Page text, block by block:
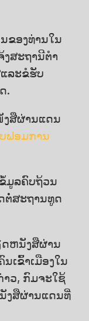
ຂອງທ່ານໃນ
ສະຖານີຕໍາ
ລະຂໍຮັບ
.
ສືຜ່ານແດນ
ຟອມການ
ມູລຄົບຖ້ວນ
ຕໍ່ສະຖານທູດ
ດຫນັງສືຜ່ານ
ເຂົ້າເມືອງໃນ
າວ, ກົມຈະໃຊ້
ງສືຜ່ານແດນທີ່